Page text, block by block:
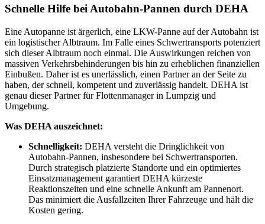
Schnelle Hilfe bei Autobahn-Pannen durch DEHA
Eine Autopanne ist ärgerlich, eine LKW-Panne auf der Autobahn ist
ein logistischer Albtraum. Im Falle eines Schwertransports potenziert
sich dieser Albtraum noch einmal. Die Auswirkungen reichen von
massiven Verkehrsbehinderungen bis hin zu erheblichen finanziellen
Einbußen. Daher ist es unerlässlich, einen Partner an der Seite zu
haben, der schnell, kompetent und zuverlässig handelt. DEHA ist
genau dieser Partner für Flottenmanager in Lumpzig und
Umgebung.
Was DEHA auszeichnet:
Schnelligkeit: DEHA versteht die Dringlichkeit von
Autobahn-Pannen, insbesondere bei Schwertransporten.
Durch strategisch platzierte Standorte und ein optimiertes
Einsatzmanagement garantiert DEHA kürzeste
Reaktionszeiten und eine schnelle Ankunft am Pannenort.
Das minimiert die Ausfallzeiten Ihrer Fahrzeuge und hält die
Kosten gering.